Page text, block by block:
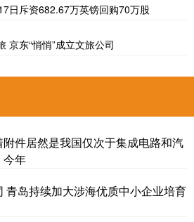
日斥资682.67万英镑回购70万股
京东“悄悄”成立文旅公司
件居然是我国仅次于集成电路和汽
今年
青岛持续加大涉海优质中小企业培育